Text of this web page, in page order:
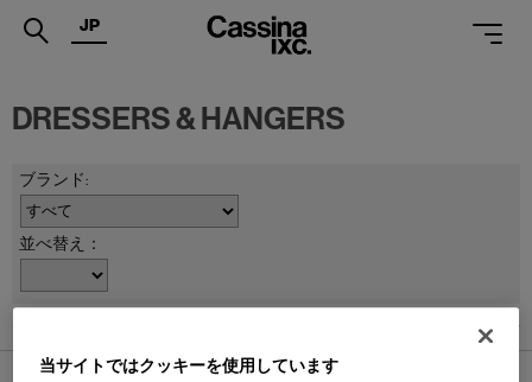
.
SERVICES
PROJECTS
MAGAZINE
JP
DRESSERS & HANGERS
並べ替え：
件あります
当サイトではクッキーを使用しています